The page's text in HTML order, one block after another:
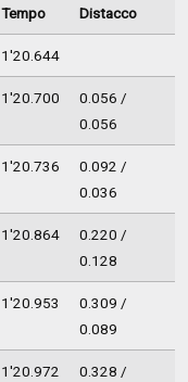
Tempo Distacco
1'20.644
1'20.700
0.056 /
0.056
1'20.736
0.092 /
0.036
1'20.864
0.220 /
0.128
1'20.953
0.309 /
0.089
1'20.972
0.328 /